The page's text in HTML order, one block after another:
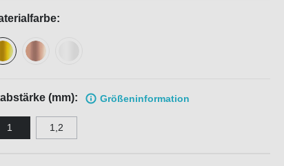
(mm): Größeninformation
1 1,2